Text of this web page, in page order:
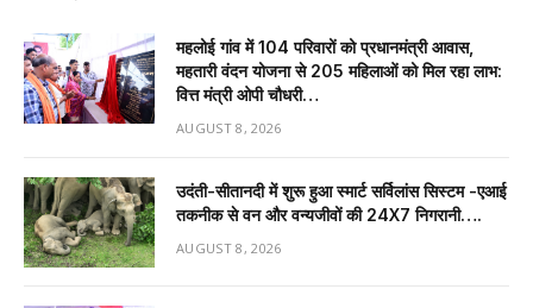
महलोई गांव में 104 परिवारों को प्रधानमंत्री आवास,
महतारी वंदन योजना से 205 महिलाओं को मिल रहा लाभ:
वित्त मंत्री ओपी चौधरी…
AUGUST 8, 2026
उदंती-सीतानदी में शुरू हुआ स्मार्ट सर्विलांस सिस्टम -एआई
तकनीक से वन और वन्यजीवों की 24X7 निगरानी….
AUGUST 8, 2026